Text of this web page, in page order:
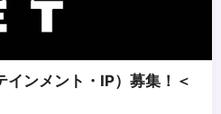
インメント・IP）募集！＜